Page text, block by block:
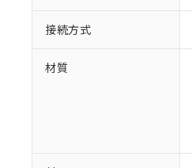
接続方式
材質